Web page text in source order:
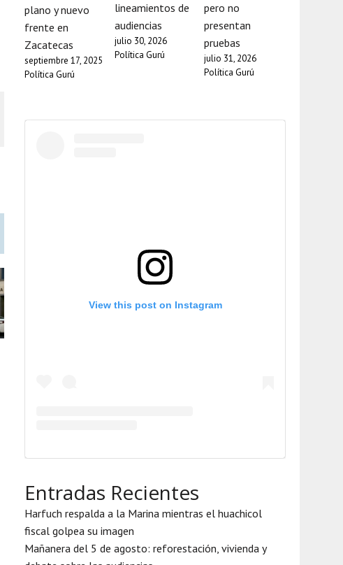
plano y nuevo
frente en
Zacatecas
septiembre 17, 2025
Política Gurú
lineamientos de
audiencias
julio 30, 2026
Política Gurú
pero no
presentan
pruebas
julio 31, 2026
Política Gurú
View this post on Instagram
Entradas Recientes
Harfuch respalda a la Marina mientras el huachicol
fiscal golpea su imagen
Mañanera del 5 de agosto: reforestación, vivienda y